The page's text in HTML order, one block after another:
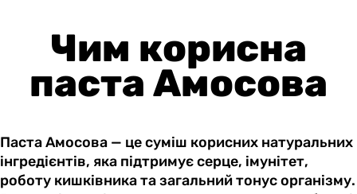
Чим корисна
паста Амосова
Паста Амосова — це суміш корисних натуральних
інгредієнтів, яка підтримує серце, імунітет,
роботу кишківника та загальний тонус організму.